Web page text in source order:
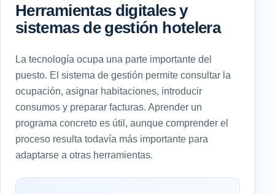
Herramientas digitales y
sistemas de gestión hotelera
La tecnología ocupa una parte importante del
puesto. El sistema de gestión permite consultar la
ocupación, asignar habitaciones, introducir
consumos y preparar facturas. Aprender un
programa concreto es útil, aunque comprender el
proceso resulta todavía más importante para
adaptarse a otras herramientas.